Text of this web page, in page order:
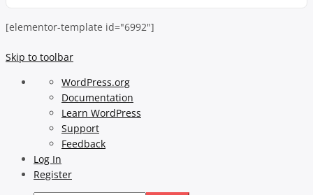
[elementor-template id="6992"]
Skip to toolbar
About
WordPress
WordPress.org
Documentation
Learn WordPress
Support
Feedback
Log In
Register